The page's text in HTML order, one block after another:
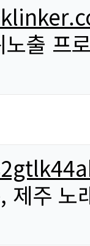
출 프
제주 노